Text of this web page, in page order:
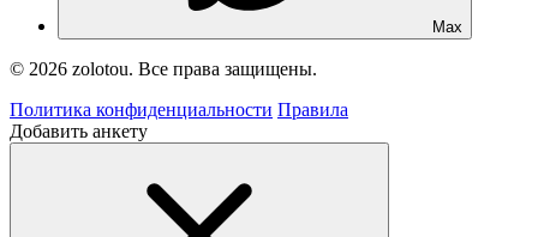
Max
© 2026 zolotou. Все права защищены.
Политика конфиденциальности Правила
Добавить анкету